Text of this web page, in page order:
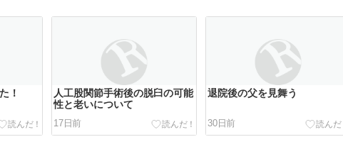
！
人工股関節手術後の脱臼の可能
性と老いについて
17日前
退院後の父を見舞う
30日前